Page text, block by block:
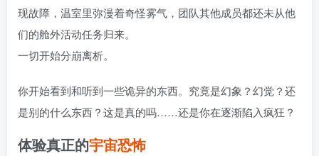
现故障，温室里弥漫着奇怪雾气，团队其他成员都还未从他
们的舱外活动任务归来。
一切开始分崩离析。
你开始看到和听到一些诡异的东西。究竟是幻象？幻觉？还
是别的什么东西？这是真的吗……还是你在逐渐陷入疯狂？
体验真正的宇宙恐怖